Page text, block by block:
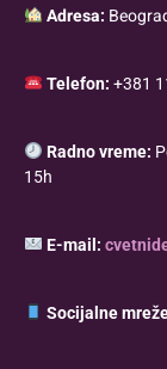
Adresa:
Telefon: +381
Radno vreme:
15h
E-mail:
Socijalne